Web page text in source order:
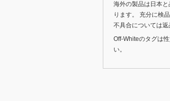
海外の製品は日本
ります。 充分に検
不具合については返
Off-Whiteのタグは
い。